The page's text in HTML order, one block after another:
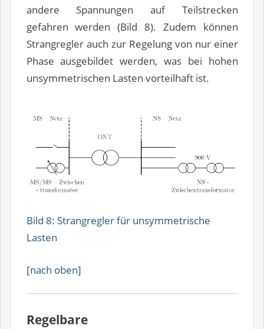
andere Spannungen auf Teilstrecken
gefahren werden (Bild 8). Zudem können
Strangregler auch zur Regelung von nur einer
Phase ausgebildet werden, was bei hohen
unsymmetrischen Lasten vorteilhaft ist.
Bild 8: Strangregler für unsymmetrische
Lasten
[nach oben]
Regelbare